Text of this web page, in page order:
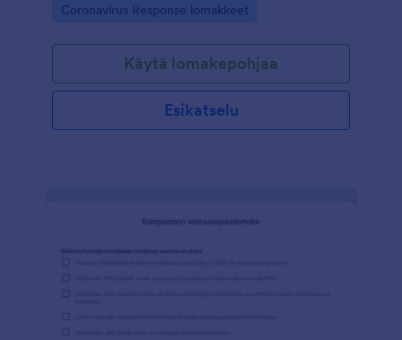
Go to Category:
Coronavirus Response lomakkeet
Käytä lomakepohjaa
Esikatselu